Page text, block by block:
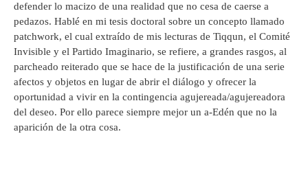
defender lo macizo de una realidad que no cesa de caerse a
pedazos. Hablé en mi tesis doctoral sobre un concepto llamado
patchwork, el cual extraído de mis lecturas de Tiqqun, el Comité
Invisible y el Partido Imaginario, se refiere, a grandes rasgos, al
parcheado reiterado que se hace de la justificación de una serie
afectos y objetos en lugar de abrir el diálogo y ofrecer la
oportunidad a vivir en la contingencia agujereada/agujereadora
del deseo. Por ello parece siempre mejor un a-Edén que no la
aparición de la otra cosa.